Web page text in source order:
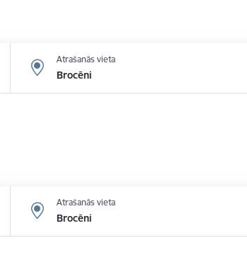
Atrašanās vieta
Brocēni
Atrašanās vieta
Brocēni